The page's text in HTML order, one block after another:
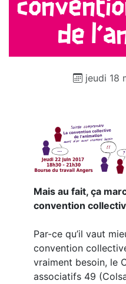
de
jeudi 18
Mais au fait, ça
convention
Par-ce qu’il vaut
convention
vraiment besoin, le
associatifs 49